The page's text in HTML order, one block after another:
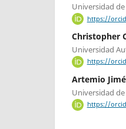
Universidad
https://
Christopher
Universidad
https://
Artemio
Universidad
https://